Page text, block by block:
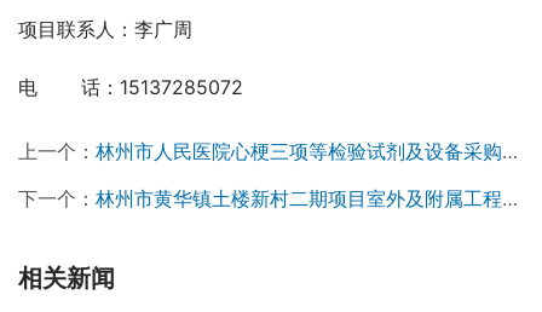
项目联系人：李广周
电　    话：15137285072
上一个： 林州市人民医院心梗三项等检验试剂及设备采购项目招标公告￼
下一个： 林州市黄华镇土楼新村二期项目室外及附属工程评标结果公示
相关新闻